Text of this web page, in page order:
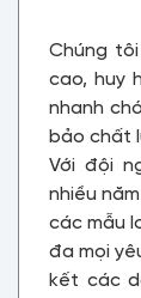
Chúng
cao, huy
nhanh
bảo chất
Với đội
nhiều
các mẫu
đa mọi
kết các